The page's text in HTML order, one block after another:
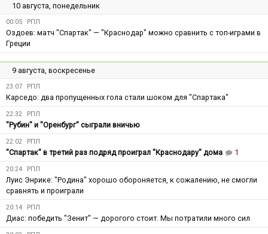
10 августа, понедельник
00:05 РПЛ
Оздоев: матч "Спартак" — "Краснодар" можно сравнить с топ-играми в
Греции
9 августа, воскресенье
23:07 РПЛ
Карседо: два пропущенных гола стали шоком для "Спартака"
22:32 РПЛ
"Рубин" и "Оренбург" сыграли вничью
22:02 РПЛ
"Спартак" в третий раз подряд проиграл "Краснодару" дома 1
20:24 РПЛ
Луис Энрике: "Родина" хорошо обороняется, к сожалению, не смогли
сравнять и проиграли
20:14 РПЛ
Диас: победить "Зенит" — дорогого стоит. Мы потратили много сил